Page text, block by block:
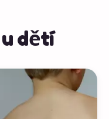
dětí